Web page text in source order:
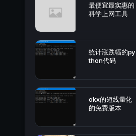
最便宜最实惠的
科学上网工具
统计涨跌幅的py
thon代码
okx的短线量化
的免费版本